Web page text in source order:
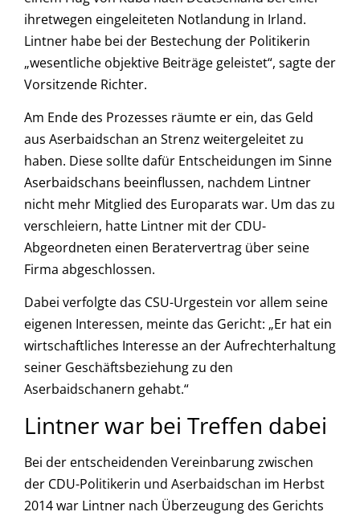
ihretwegen eingeleiteten Notlandung in Irland.
Lintner habe bei der Bestechung der Politikerin
„wesentliche objektive Beiträge geleistet“, sagte der
Vorsitzende Richter.
Am Ende des Prozesses räumte er ein, das Geld
aus Aserbaidschan an Strenz weitergeleitet zu
haben. Diese sollte dafür Entscheidungen im Sinne
Aserbaidschans beeinflussen, nachdem Lintner
nicht mehr Mitglied des Europarats war. Um das zu
verschleiern, hatte Lintner mit der CDU-
Abgeordneten einen Beratervertrag über seine
Firma abgeschlossen.
Dabei verfolgte das CSU-Urgestein vor allem seine
eigenen Interessen, meinte das Gericht: „Er hat ein
wirtschaftliches Interesse an der Aufrechterhaltung
seiner Geschäftsbeziehung zu den
Aserbaidschanern gehabt.“
Lintner war bei Treffen dabei
Bei der entscheidenden Vereinbarung zwischen
der CDU-Politikerin und Aserbaidschan im Herbst
2014 war Lintner nach Überzeugung des Gerichts